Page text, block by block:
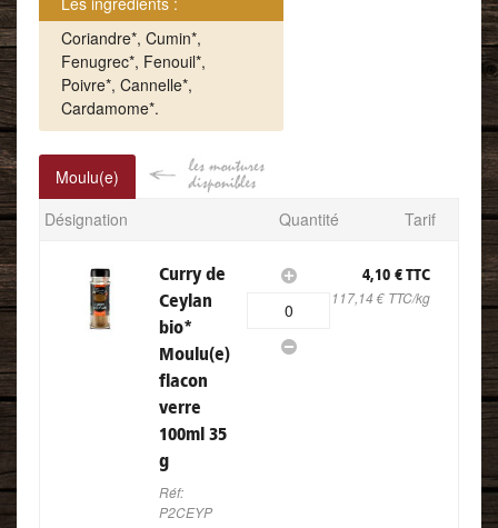
Coriandre*, Cumin*,
Fenugrec*, Fenouil*,
Poivre*, Cannelle*,
Cardamome*.
Moulu(e)
Désignation Quantité Tarif
Curry de
Ceylan
bio*
Moulu(e)
flacon
verre
100ml 35
g
Réf:
P2CEYP
0
4,10 € TTC
117,14 € TTC/kg